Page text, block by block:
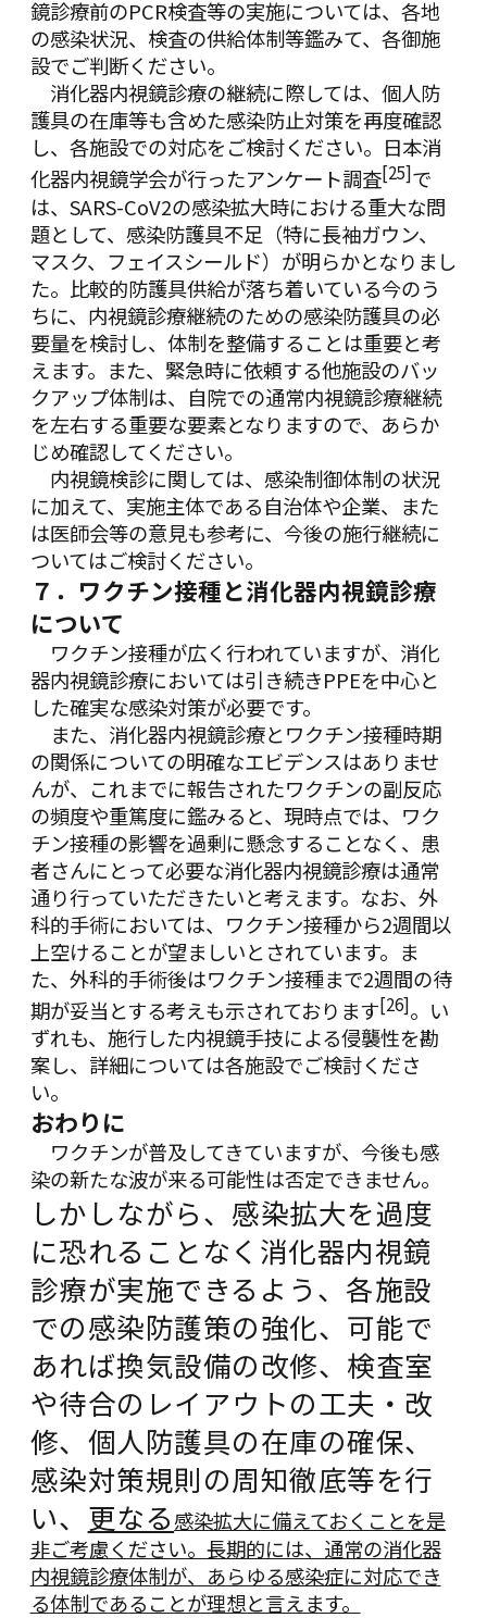
鏡診療前のPCR検査等の実施については、各地
の感染状況、検査の供給体制等鑑みて、各御施
設でご判断ください。
消化器内視鏡診療の継続に際しては、個人防
護具の在庫等も含めた感染防止対策を再度確認
し、各施設での対応をご検討ください。日本消
化器内視鏡学会が行ったアンケート調査[25]で
は、SARS-CoV2の感染拡大時における重大な問
題として、感染防護具不足（特に長袖ガウン、
マスク、フェイスシールド）が明らかとなりまし
た。比較的防護具供給が落ち着いている今のう
ちに、内視鏡診療継続のための感染防護具の必
要量を検討し、体制を整備することは重要と考
えます。また、緊急時に依頼する他施設のバッ
クアップ体制は、自院での通常内視鏡診療継続
を左右する重要な要素となりますので、あらか
じめ確認してください。
内視鏡検診に関しては、感染制御体制の状況
に加えて、実施主体である自治体や企業、また
は医師会等の意見も参考に、今後の施行継続に
ついてはご検討ください。
７．ワクチン接種と消化器内視鏡診療
について
ワクチン接種が広く行われていますが、消化
器内視鏡診療においては引き続きPPEを中心と
した確実な感染対策が必要です。
また、消化器内視鏡診療とワクチン接種時期
の関係についての明確なエビデンスはありませ
んが、これまでに報告されたワクチンの副反応
の頻度や重篤度に鑑みると、現時点では、ワク
チン接種の影響を過剰に懸念することなく、患
者さんにとって必要な消化器内視鏡診療は通常
通り行っていただきたいと考えます。なお、外
科的手術においては、ワクチン接種から2週間以
上空けることが望ましいとされています。ま
た、外科的手術後はワクチン接種まで2週間の待
期が妥当とする考えも示されております[26]。い
ずれも、施行した内視鏡手技による侵襲性を勘
案し、詳細については各施設でご検討くださ
い。
おわりに
ワクチンが普及してきていますが、今後も感
染の新たな波が来る可能性は否定できません。
しかしながら、感染拡大を過度
に恐れることなく消化器内視鏡
診療が実施できるよう、各施設
での感染防護策の強化、可能で
あれば換気設備の改修、検査室
や待合のレイアウトの工夫・改
修、個人防護具の在庫の確保、
感染対策規則の周知徹底等を行
い、 更なる感染拡大に備えておくことを是
非ご考慮ください。長期的には、通常の消化器
内視鏡診療体制が、あらゆる感染症に対応でき
る体制であることが理想と言えます。